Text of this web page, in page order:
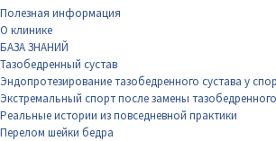
Полезная информация
О клинике
БАЗА ЗНАНИЙ
Тазобедренный сустав
Эндопротезирование тазобедренного сустава у
Экстремальный спорт после замены
Реальные истории из повседневной практики
Перелом шейки бедра